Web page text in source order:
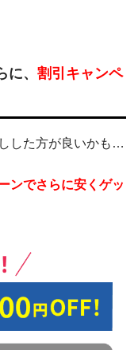
、 割引キャンペ
した方が良いかも…
ンでさらに安くゲッ